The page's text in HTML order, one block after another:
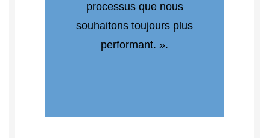
processus que nous
souhaitons toujours plus
performant. ».